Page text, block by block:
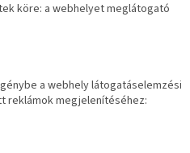
köre: a webhelyet meglátogató
a webhely látogatáselemzési
reklámok megjelenítéséhez: